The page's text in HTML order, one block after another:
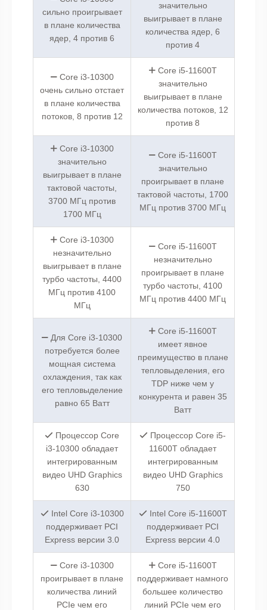
сильно проигрывает
в плане количества
ядер, 4 против 6
значительно
выигрывает в плане
количества ядер, 6
против 4
Core i3-10300
очень сильно отстает
в плане количества
потоков, 8 против 12
Core i5-11600T
значительно
выигрывает в плане
количества потоков, 12
против 8
Core i3-10300
значительно
выигрывает в плане
тактовой частоты,
3700 МГц против
1700 МГц
Core i5-11600T
значительно
проигрывает в плане
тактовой частоты, 1700
МГц против 3700 МГц
Core i3-10300
незначительно
выигрывает в плане
турбо частоты, 4400
МГц против 4100
МГц
Core i5-11600T
незначительно
проигрывает в плане
турбо частоты, 4100
МГц против 4400 МГц
Для Core i3-10300
потребуется более
мощная система
охлаждения, так как
его тепловыделение
равно 65 Ватт
Core i5-11600T
имеет явное
преимущество в плане
тепловыделения, его
TDP ниже чем у
конкурента и равен 35
Ватт
Процессор Core
i3-10300 обладает
интегрированным
видео UHD Graphics
630
Процессор Core i5-
11600T обладает
интегрированным
видео UHD Graphics
750
Intel Core i3-10300
поддерживает PCI
Express версии 3.0
Intel Core i5-11600T
поддерживает PCI
Express версии 4.0
Core i3-10300
проигрывает в плане
количества линий
PCIe чем его
Core i5-11600T
поддерживает намного
большее количество
линий PCIe чем его